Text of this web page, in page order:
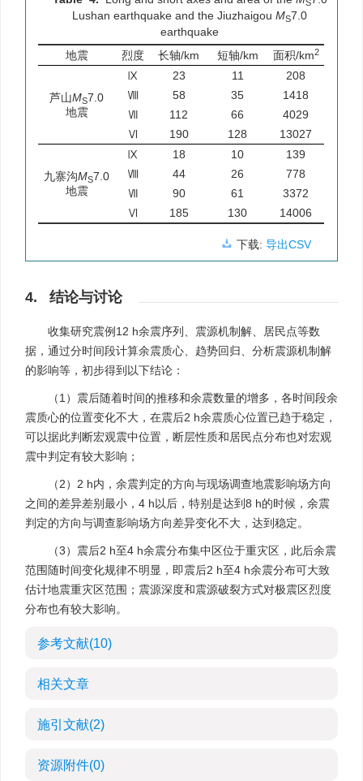
S
Lushan earthquake and the Jiuzhaigou MS7.0
earthquake
地震
烈度 长轴/km 短轴/km 面积/km2
芦山MS7.0
地震
Ⅸ 23 11
208
Ⅷ
58 35
1418
Ⅶ
112 66
4029
Ⅵ
190 128 13027
九寨沟MS7.0
地震
Ⅸ 18 10
139
Ⅷ
44 26
778
Ⅶ
90 61
3372
Ⅵ
185 130 14006
下载: 导出CSV
4. 结论与讨论
收集研究震例12 h余震序列、震源机制解、居民点等数
据，通过分时间段计算余震质心、趋势回归、分析震源机制解
的影响等，初步得到以下结论：
（1）震后随着时间的推移和余震数量的增多，各时间段余
震质心的位置变化不大，在震后2 h余震质心位置已趋于稳定，
可以据此判断宏观震中位置，断层性质和居民点分布也对宏观
震中判定有较大影响；
（2）2 h内，余震判定的方向与现场调查地震影响场方向
之间的差异差别最小，4 h以后，特别是达到8 h的时候，余震
判定的方向与调查影响场方向差异变化不大，达到稳定。
（3）震后2 h至4 h余震分布集中区位于重灾区，此后余震
范围随时间变化规律不明显，即震后2 h至4 h余震分布可大致
估计地震重灾区范围；震源深度和震源破裂方式对极震区烈度
分布也有较大影响。
参考文献(10)
相关文章
施引文献(2)
资源附件(0)